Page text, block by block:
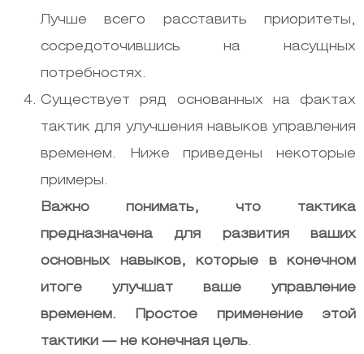
Лучше всего расставить приоритеты,
сосредоточившись на насущных
потребностях.
Существует ряд основанных на фактах
тактик для улучшения навыков управления
временем. Ниже приведены некоторые
примеры.
Важно понимать, что тактика
предназначена для развития ваших
основных навыков, которые в конечном
итоге улучшат ваше управление
временем. Простое применение этой
тактики — не конечная цель